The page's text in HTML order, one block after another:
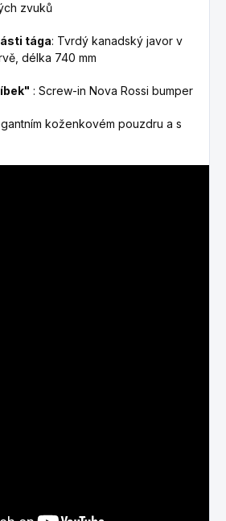
zvuků
tága: Tvrdý kanadský javor v
délka 740 mm
: Screw-in Nova Rossi bumper
koženkovém pouzdru a s